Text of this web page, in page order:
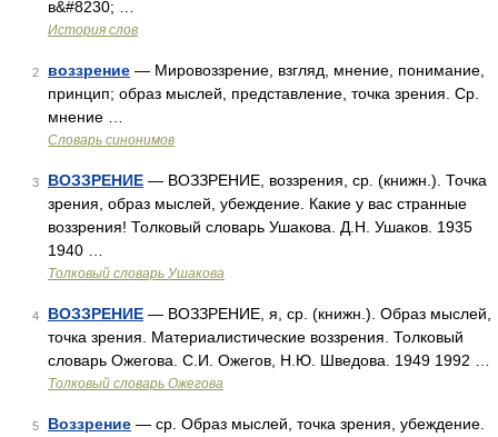
в&#8230; …
История слов
2 воззрение — Мировоззрение, взгляд, мнение, понимание,
принцип; образ мыслей, представление, точка зрения. Ср.
мнение …
Словарь синонимов
3 ВОЗЗРЕНИЕ — ВОЗЗРЕНИЕ, воззрения, ср. (книжн.). Точка
зрения, образ мыслей, убеждение. Какие у вас странные
воззрения! Толковый словарь Ушакова. Д.Н. Ушаков. 1935
1940 …
Толковый словарь Ушакова
4 ВОЗЗРЕНИЕ — ВОЗЗРЕНИЕ, я, ср. (книжн.). Образ мыслей,
точка зрения. Материалистические воззрения. Толковый
словарь Ожегова. С.И. Ожегов, Н.Ю. Шведова. 1949 1992 …
Толковый словарь Ожегова
5 Воззрение — ср. Образ мыслей, точка зрения, убеждение.